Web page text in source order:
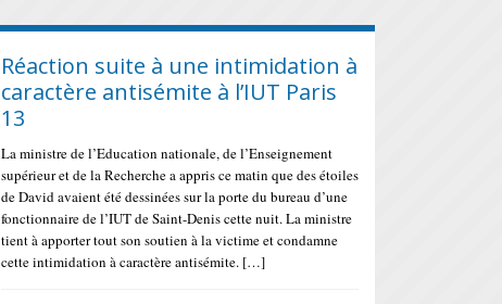
Réaction suite à une intimidation à
caractère antisémite à l’IUT Paris
13
La ministre de l’Education nationale, de l’Enseignement
supérieur et de la Recherche a appris ce matin que des étoiles
de David avaient été dessinées sur la porte du bureau d’une
fonctionnaire de l’IUT de Saint-Denis cette nuit. La ministre
tient à apporter tout son soutien à la victime et condamne
cette intimidation à caractère antisémite. […]